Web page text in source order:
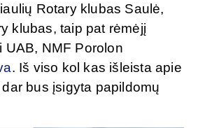
Rotary klubas Saulė,
klubas, taip pat rėmėjį
UAB, NMF Porolon
. Iš viso kol kas išleista apie
bus įsigyta papildomų